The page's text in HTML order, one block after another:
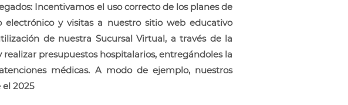
Incentivamos el uso correcto de los planes de
y visitas a nuestro sitio web educativo
de nuestra Sucursal Virtual, a través de la
presupuestos hospitalarios, entregándoles la
médicas. A modo de ejemplo, nuestros
2025